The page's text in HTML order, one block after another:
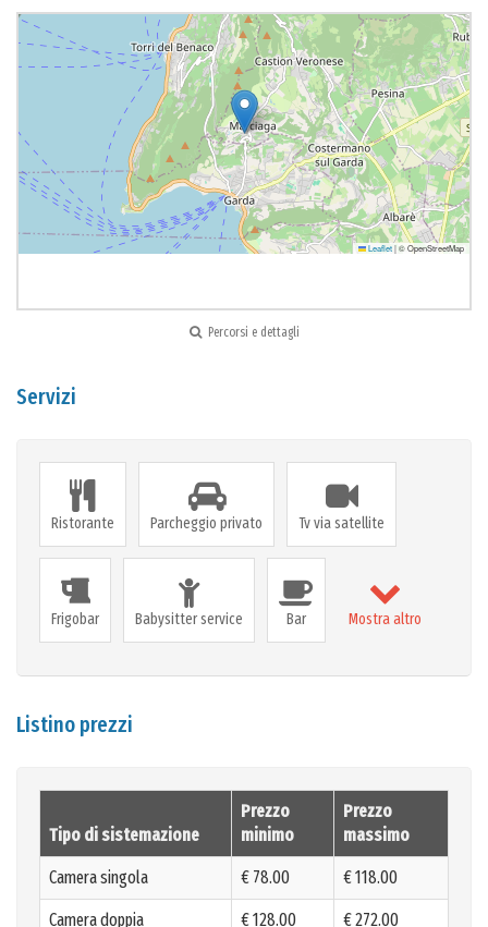
Leaflet|© OpenStreetMap
Percorsi e dettagli
Servizi
Ristorante Parcheggio privato Tv via satellite
Frigobar Babysitter service Bar Mostra altro
Listino prezzi
Tipo di sistemazione
Prezzo
minimo
Prezzo
massimo
Camera singola € 78.00 € 118.00
Camera doppia € 128.00 € 272.00